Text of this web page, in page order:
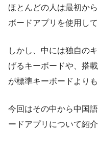
ほとんどの人は最初か
ボードアプリを使用し
しかし、中には独自の
げるキーボードや、搭
が標準キーボードより
今回はその中から中国
ードアプリについて紹介